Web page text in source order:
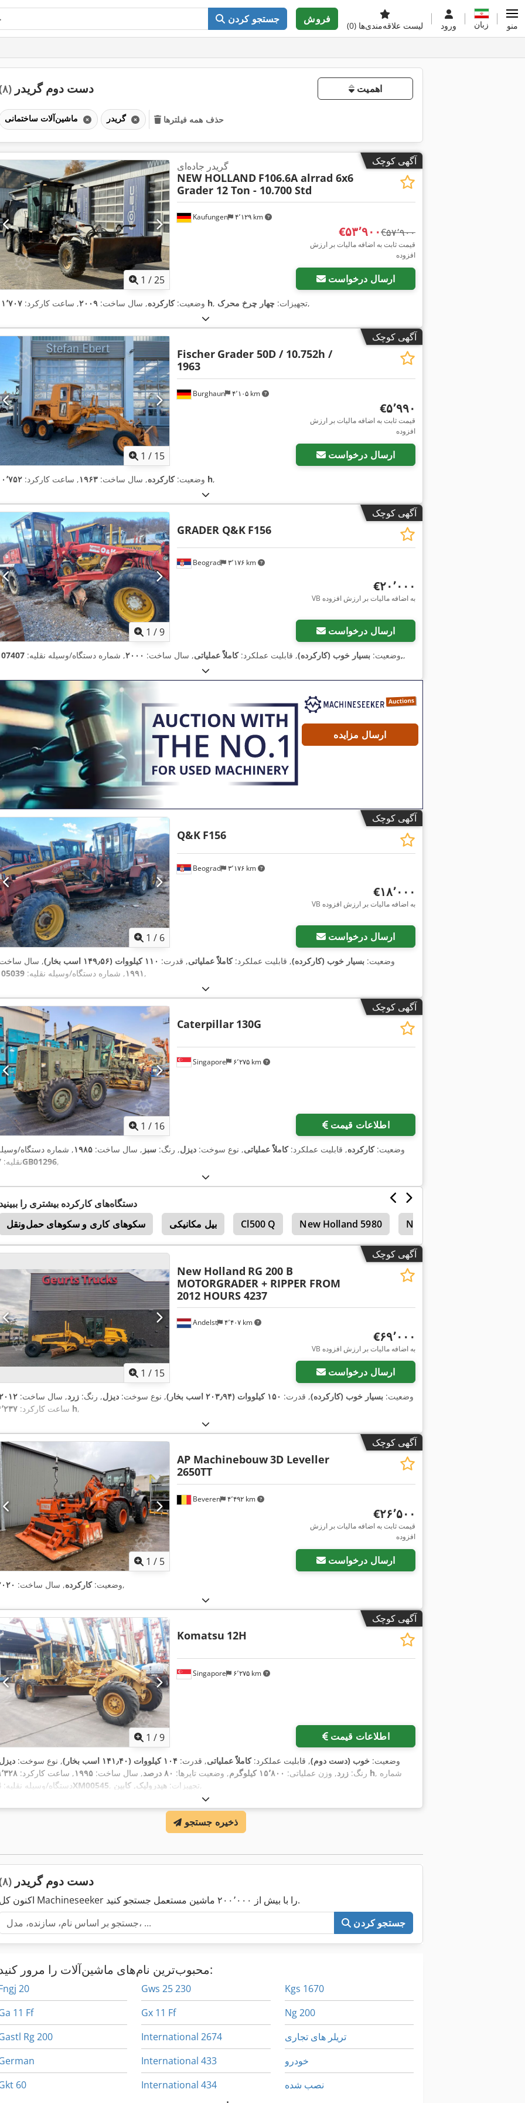
جستجو کردن فروش
لیست علاقه‌مندی‌ها (0) ورود زبان منو
دست دوم گریدر (۸) اهمیت
گریدر حذف همه فیلترها
آگهی کوچک
1 /25
Kaufungen ۴٬۱۲۹ km
گریدر جاده‌ای
NEW HOLLAND F106.6A alrrad 6x6
Grader 12 Ton - 10.700 Std
‎€۵۳٬۹۰۰ ‎€۵۷٬۹۰۰
قیمت ثابت به اضافه مالیات بر ارزش
افزوده
ارسال درخواست
وضعیت:کارکرده, سال ساخت: ۲۰۰۹, ساعت کارکرد: ۱۱٬۷۰۷ h , تجهیزات: چهار چرخ محرک ,
آگهی کوچک
1 / 15
Burghaun ۴٬۱۰۵ km
Fischer Grader 50D / 10.752h /
1963
‎€۵٬۹۹۰
قیمت ثابت به اضافه مالیات بر ارزش
افزوده
ارسال درخواست
وضعیت:کارکرده, سال ساخت: ۱۹۶۳, ساعت کارکرد: ۱۰٬۷۵۲ h,
آگهی کوچک
1 /9
Beograd ۳٬۱۷۶ km
GRADER Q&K F156
‎€۲۰٬۰۰۰
VB به اضافه مالیات بر ارزش افزوده
ارسال درخواست
وضعیت: بسیار خوب (کارکرده), قابلیت عملکرد:کاملاً عملیاتی, سال ساخت: ۲۰۰۰, شماره دستگاه/وسیله نقلیه: 107407,,
ارسال مزایده
آگهی کوچک
1 / 6
Beograd ۳٬۱۷۶ km
Q&K F156
‎€۱۸٬۰۰۰
VB به اضافه مالیات بر ارزش افزوده
ارسال درخواست
وضعیت: بسیار خوب (کارکرده), قابلیت عملکرد:کاملاً عملیاتی, قدرت: ۱۱۰ کیلووات (۱۴۹٫۵۶ اسب بخار)
, سال
۱۹۹۱, شماره دستگاه/وسیله نقلیه: ,
آگهی کوچک
1 / 16
Singapore ۶٬۲۷۵ km
Caterpillar 130G
اطلاعات قیمت
وضعیت:کارکرده, قابلیت عملکرد:کاملاً عملیاتی, نوع سوخت: دیزل, رنگ: سبز , سال ساخت: ۱۹۸۵, شماره دستگاه/
نقلیه:7GB01296,
دستگاه‌های کارکرده بیشتری را
سکوهای کاری و سکوهای حمل‌ونقل
بیل مکانیکی Cl500 Q New Holland 5980 New Holland 5635
آگهی کوچک
1 / 15
Andelst ۴٬۴۰۷ km
New Holland RG 200 B
MOTORGRADER + RIPPER FROM
2012 HOURS 4237
‎€۶۹٬۰۰۰
VB به اضافه مالیات بر ارزش افزوده
ارسال درخواست
وضعیت: بسیار خوب (کارکرده), قدرت: ۱۵۰ کیلووات (۲۰۳٫۹۴ اسب بخار) , نوع سوخت: دیزل, رنگ: زرد, سال ساخت:
ساعت کارکرد: ۴٬۲۳۷ h,
آگهی کوچک
1 / 5
Beveren ۴٬۴۹۲ km
AP Machinebouw3D Leveller
2650TT
‎€۲۶٬۵۰۰
قیمت ثابت به اضافه مالیات بر ارزش
افزوده
ارسال درخواست
وضعیت:کارکرده, سال ساخت: ,
آگهی کوچک
1 /9
Singapore ۶٬۲۷۵ km
Komatsu 12H
اطلاعات قیمت
وضعیت: خوب (دست دوم), قابلیت عملکرد:کاملاً عملیاتی, قدرت: ۱۰۴ کیلووات (۱۴۱٫۴۰ اسب بخار) , نوع سوخت:
رنگ: زرد, وزن عملیاتی: ۱۵٬۸۰۰ کیلوگرم , وضعیت تایرها: ۸۰ درصد , سال ساخت: ۱۹۹۵, ساعت کارکرد: ۹٬۳۲۸ h, شماره
دستگاه/وسیله نقلیه:4XM00545 , تجهیزات: هیدرولیک, کابین ,
ذخیره جستجو
دست دوم گریدر (۸)
اکنون کل Machineseeker را با بیش از ۲۰۰٬۰۰۰ ماشین مستعمل جستجو کنید.
جستجو کردن
محبوب‌ترین نام‌های ماشین‌آلات را مرور کنید:
20
11 Ff
Rg 200
60
Gws 25 230
Gx 11 Ff
International 2674
International 433
International 434
Kgs 1670
Ng 200
تریلر های تجاری
خودرو
نصب شده